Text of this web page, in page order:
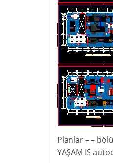
Planlar – –
YAŞAM IS